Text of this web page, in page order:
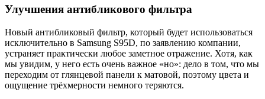
Улучшения антибликового фильтра
Новый антибликовый фильтр, который будет использоваться
исключительно в Samsung S95D, по заявлению компании,
устраняет практически любое заметное отражение. Хотя, как
мы увидим, у него есть очень важное «но»: дело в том, что мы
переходим от глянцевой панели к матовой, поэтому цвета и
ощущение трёхмерности немного теряются.